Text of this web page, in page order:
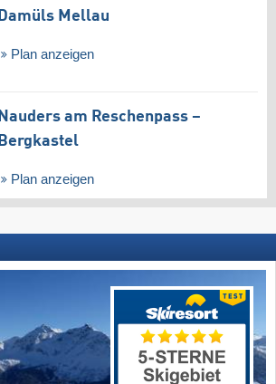
Damüls Mellau
Plan anzeigen
Nauders am Reschenpass –
Bergkastel
Plan anzeigen